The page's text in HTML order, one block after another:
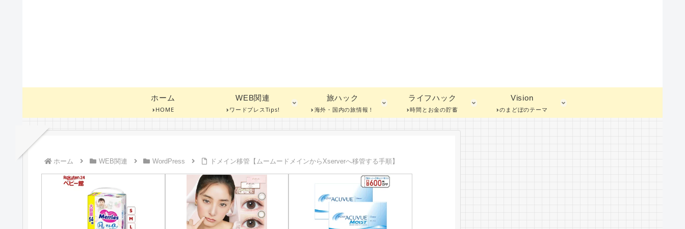
ホーム
HOME
WEB関連
ワードプレスTips!
旅ハック
海外・国内の旅情報！
ライフハック
時間とお金の貯蓄
Vision
のまどぼのテーマ
ホーム WEB関連 WordPress ドメイン移管【ムームードメインからXserverへ移管する手順】